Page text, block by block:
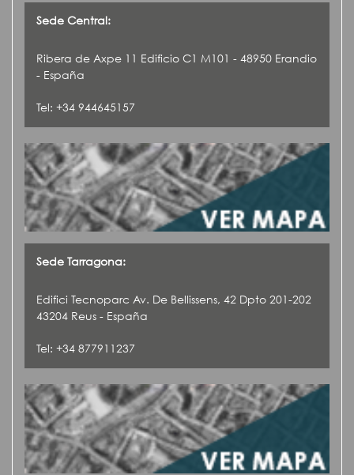
Sede Central:
Ribera de Axpe 11 Edificio C1 M101 - 48950 Erandio
- España
Tel: +34 944645157
Sede Tarragona:
Edifici Tecnoparc Av. De Bellissens, 42 Dpto 201-202
43204 Reus - España
Tel: +34 877911237